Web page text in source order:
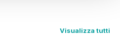
Visualizza tutti